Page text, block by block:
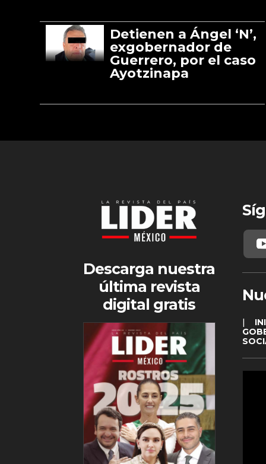
Detienen a Ángel ‘N’,
exgobernador de
Guerrero, por el caso
Ayotzinapa
Descarga nuestra
última revista
digital gratis
|